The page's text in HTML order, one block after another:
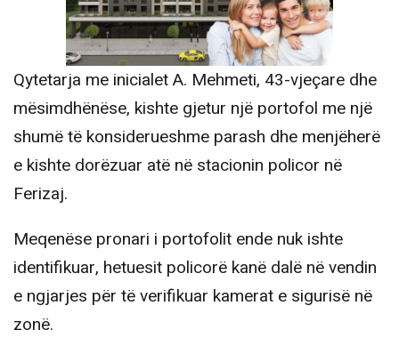
Qytetarja me inicialet A. Mehmeti, 43-vjeçare dhe
mësimdhënëse, kishte gjetur një portofol me një
shumë të konsiderueshme parash dhe menjëherë
e kishte dorëzuar atë në stacionin policor në
Ferizaj.
Meqenëse pronari i portofolit ende nuk ishte
identifikuar, hetuesit policorë kanë dalë në vendin
e ngjarjes për të verifikuar kamerat e sigurisë në
zonë.